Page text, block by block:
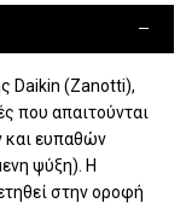
Daikin (Zanotti),
που απαιτούνται
και ευπαθών
ψύξη). Η
στην οροφή